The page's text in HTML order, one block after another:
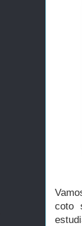
coto